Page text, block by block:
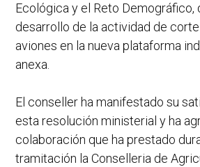
Ecológica y el Reto Demográfico,
desarrollo de la actividad de
aviones en la nueva plataforma
anexa.
El conseller ha manifestado su
esta resolución ministerial y ha
colaboración que ha prestado
tramitación la Conselleria de